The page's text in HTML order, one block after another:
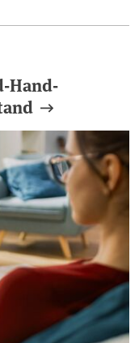
Hand-